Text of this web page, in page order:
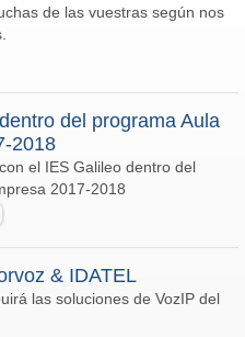
de las vuestras según nos
del programa Aula
2018
el IES Galileo dentro del
2017-2018
& IDATEL
las soluciones de VozIP del